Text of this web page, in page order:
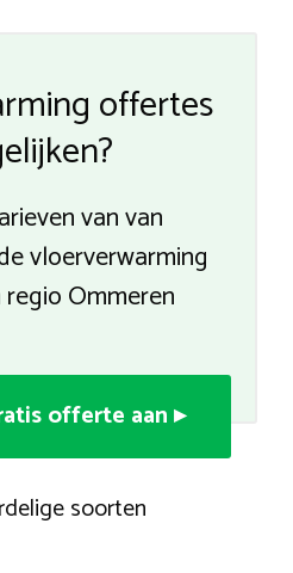
offertes
van van
vloerverwarming
Ommeren
offerte aan ▸
soorten